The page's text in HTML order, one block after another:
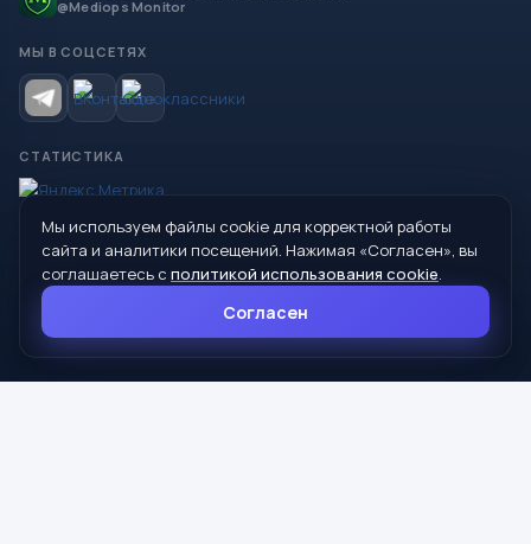
@Mediops Monitor
МЫ В СОЦСЕТЯХ
СТАТИСТИКА
© 2026 Управление образования Администрации МО
Сухой Лог
624800, Свердловская область, г. Сухой Лог, ул. Кирова, дом 7
8 (34373) 4-33-85
Мы используем файлы cookie для корректной работы
сайта и аналитики посещений. Нажимая «Согласен», вы
соглашаетесь с политикой использования cookie.
Согласен